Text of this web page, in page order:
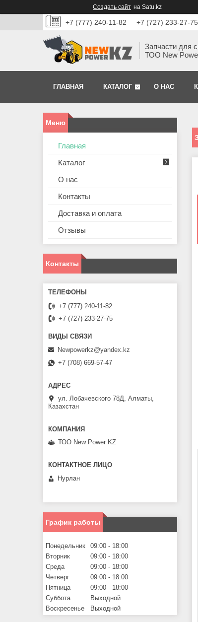
Создать сайт на Satu.kz
+7 (777) 240-11-82 +7 (727) 233-27-75
Запчасти для
ТОО New
ГЛАВНАЯ КАТАЛОГ О НАС
Главная
Каталог
О нас
Контакты
Доставка и оплата
Отзывы
Контакты
+7 (777) 240-11-82
+7 (727) 233-27-75
Newpowerkz@yandex.kz
+7 (708) 669-57-47
ул. Лобачевского 78Д, Алматы,
Казахстан
ТОО New Power KZ
Нурлан
График работы
Понедельник 09:00
18:00
Вторник
09:00
18:00
Среда
09:00
18:00
Четверг
09:00
18:00
Пятница
09:00
18:00
Суббота
Выходной
Воскресенье
Выходной